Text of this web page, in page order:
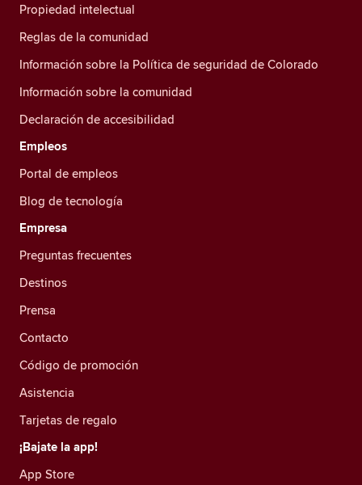
Propiedad intelectual
Reglas de la comunidad
Información sobre la Política de seguridad de Colorado
Información sobre la comunidad
Declaración de accesibilidad
Empleos
Portal de empleos
Blog de tecnología
Empresa
Preguntas frecuentes
Destinos
Prensa
Contacto
Código de promoción
Asistencia
Tarjetas de regalo
¡Bajate la app!
App Store